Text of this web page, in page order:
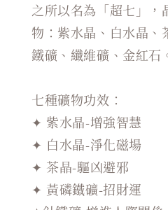
之所以名為「超七」，
物：紫水晶、白水晶、
鐵礦、纖維礦、金紅石
七種礦物功效：
✦ 紫水晶-增強智慧
✦ 白水晶-淨化磁場
✦ 茶晶-驅凶避邪
✦ 黃磷鐵礦-招財運